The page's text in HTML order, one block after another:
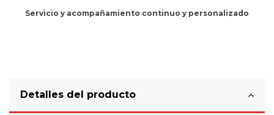
Servicio y acompañamiento continuo y personalizado
Detalles del producto